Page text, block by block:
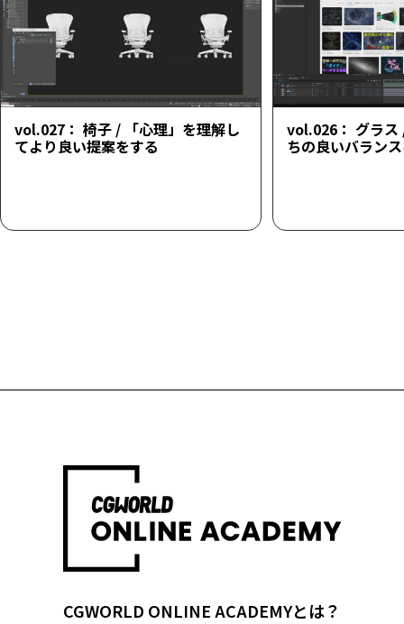
vol.027： 椅子 / 「心理」を理解し
てより良い提案をする
vol.026： グラス
ちの良いバラン
CGWORLD ONLINE ACADEMYとは？